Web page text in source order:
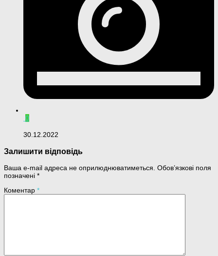
0
30.12.2022
Залишити відповідь
Ваша e-mail адреса не оприлюднюватиметься. Обов’язкові поля
позначені *
Коментар *